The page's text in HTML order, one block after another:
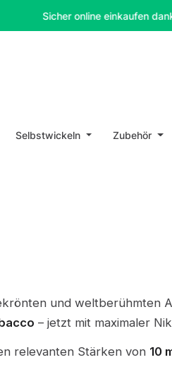
Sicher online einkaufen dank SSL-
Selbstwickeln Zubehör
und weltberühmten
– jetzt mit maximaler
relevanten Stärken von 10